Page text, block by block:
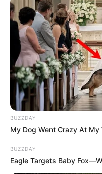
BUZZDAY
My Dog Went Crazy At
BUZZDAY
Eagle Targets Baby